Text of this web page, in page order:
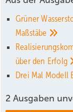
Grüner
Maßstäbe
über den Erfolg
Drei Mal Modell
2 Ausgaben